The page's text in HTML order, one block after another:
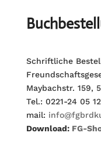
Schriftliche
Maybachstr. 159,
Tel.: 0221-24 05
mail:
Download: FG-